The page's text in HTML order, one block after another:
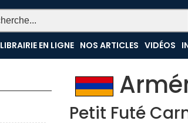
LIBRAIRIE EN LIGNE NOS ARTICLES VIDÉOS
Petit Futé